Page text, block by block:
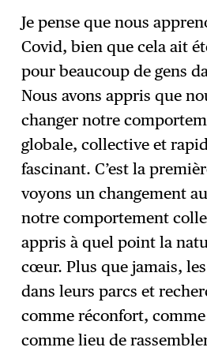
Je pense que nous
Covid, bien que cela ait
pour beaucoup de gens
Nous avons appris que
changer notre
globale, collective et
fascinant. C’est la
voyons un changement
notre comportement
appris à quel point la
cœur. Plus que jamais,
dans leurs parcs et
comme réconfort,
comme lieu de